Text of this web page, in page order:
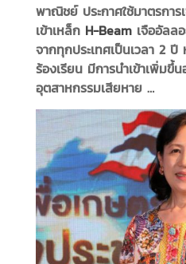
พาณิชย์ ประกาศใช้มาตรการ
เข้าเหล็ก H-Beamเจืออัลลอ
จากทุกประเทศเป็นเวลา 2
ร้องเรียน มีการนำเข้าเพิ่มขึ้
อุตสาหกรรมเสียหาย …